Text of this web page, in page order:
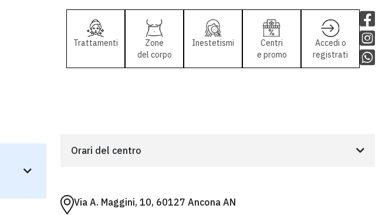
Trattamenti
Zone
del corpo
Inestetismi
Centri
e promo
Accedi o
registrati
Orari del centro
Via A. Maggini, 10, 60127 Ancona AN